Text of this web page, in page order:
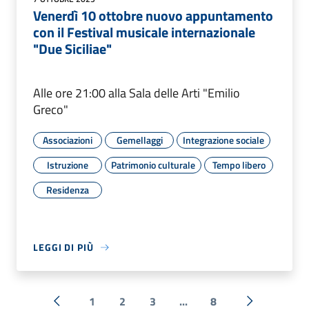
Venerdì 10 ottobre nuovo appuntamento
con il Festival musicale internazionale
"Due Siciliae"
Alle ore 21:00 alla Sala delle Arti "Emilio
Greco"
Associazioni Gemellaggi
Integrazione sociale
Istruzione
Patrimonio culturale
Tempo libero
Residenza
LEGGI DI PIÙ
1 2 3 ... 8